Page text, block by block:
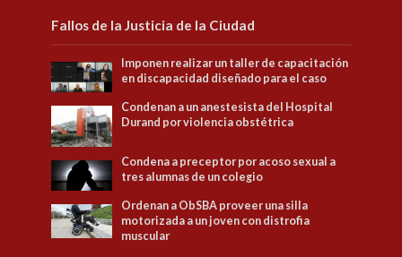
Fallos de la Justicia de la Ciudad
Imponen realizar un taller de capacitación
en discapacidad diseñado para el caso
Condenan a un anestesista del Hospital
Durand por violencia obstétrica
Condena a preceptor por acoso sexual a
tres alumnas de un colegio
Ordenan a ObSBA proveer una silla
motorizada a un joven con distrofia
muscular